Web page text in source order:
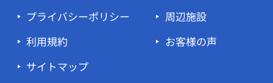
プライバシーポリシー
利用規約
サイトマップ
周辺施設
お客様の声